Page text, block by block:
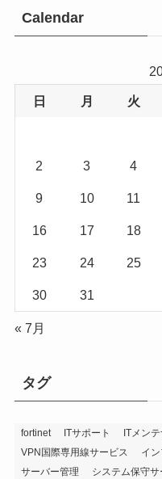
Calendar
日 月 火
2 3 4
9 10 11
16 17 18
23 24 25
30 31
« 7月
タグ
fortinet ITサポート ITメン
VPN国際専用線サービス
イ
サーバー管理
システム保守サ